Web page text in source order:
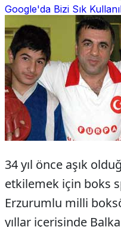
Google'da Bizi Sık
34 yıl önce aşık
etkilemek için boks
Erzurumlu milli
yıllar içerisinde